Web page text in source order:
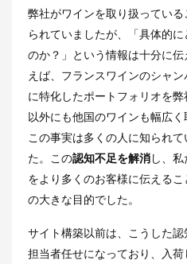
弊社がワインを取り扱ってい
られていましたが、「具体的
のか？」という情報は十分に
えば、フランスワインのシャ
に特化したポートフォリオを
以外にも他国のワインも幅広く
この事実は多くの人に知られ
た。この認知不足を解消し、
をより多くのお客様に伝える
の大きな目的でした。
サイト構築以前は、こうした
担当者任せになっており、入